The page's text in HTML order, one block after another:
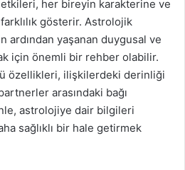
her bireyin karakterine ve
gösterir. Astrolojik
yaşanan duygusal ve
için önemli bir rehber olabilir.
özellikleri, ilişkilerdeki derinliği
arasındaki bağı
astrolojiye dair bilgileri
sağlıklı bir hale getirmek